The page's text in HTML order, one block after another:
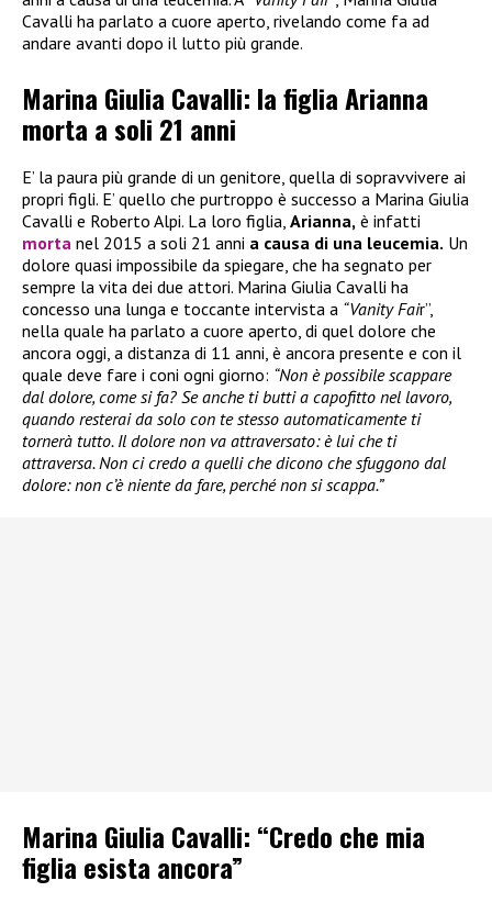
Cavalli ha parlato a cuore aperto, rivelando come fa ad
andare avanti dopo il lutto più grande.
Marina Giulia Cavalli: la figlia Arianna
morta a soli 21 anni
E’ la paura più grande di un genitore, quella di sopravvivere ai
propri figli. E’ quello che purtroppo è successo a Marina Giulia
Cavalli e Roberto Alpi. La loro figlia, Arianna, è infatti
morta nel 2015 a soli 21 anni a causa di una leucemia. Un
dolore quasi impossibile da spiegare, che ha segnato per
sempre la vita dei due attori. Marina Giulia Cavalli ha
concesso una lunga e toccante intervista a “Vanity Fair”,
nella quale ha parlato a cuore aperto, di quel dolore che
ancora oggi, a distanza di 11 anni, è ancora presente e con il
quale deve fare i coni ogni giorno: “Non è possibile scappare
dal dolore, come si fa? Se anche ti butti a capofitto nel lavoro,
quando resterai da solo con te stesso automaticamente ti
tornerà tutto. Il dolore non va attraversato: è lui che ti
attraversa. Non ci credo a quelli che dicono che sfuggono dal
dolore: non c’è niente da fare, perché non si scappa.”
Marina Giulia Cavalli: “Credo che mia
figlia esista ancora”